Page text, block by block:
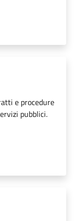
e procedure
pubblici.